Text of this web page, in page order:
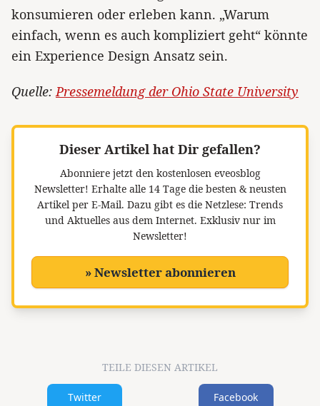
konsumieren oder erleben kann. „Warum
einfach, wenn es auch kompliziert geht“ könnte
ein Experience Design Ansatz sein.
Quelle:Pressemeldung der Ohio State University
Dieser Artikel hat Dir gefallen?
Abonniere jetzt den kostenlosen eveosblog
Newsletter! Erhalte alle 14 Tage die besten & neusten
Artikel per E-Mail. Dazu gibt es die Netzlese: Trends
und Aktuelles aus dem Internet. Exklusiv nur im
Newsletter!
» Newsletter abonnieren
TEILE DIESEN ARTIKEL
Twitter Facebook